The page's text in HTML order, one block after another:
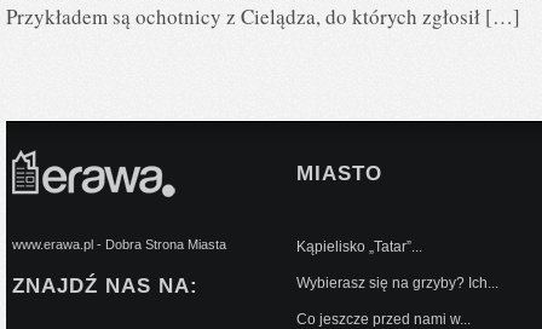
Przykładem są ochotnicy z Cielądza, do których zgłosił […]
www.erawa.pl - Dobra Strona Miasta
ZNAJDŹ NAS NA:
MIASTO
Kąpielisko „Tatar”...
Wybierasz się na grzyby? Ich...
Co jeszcze przed nami w...